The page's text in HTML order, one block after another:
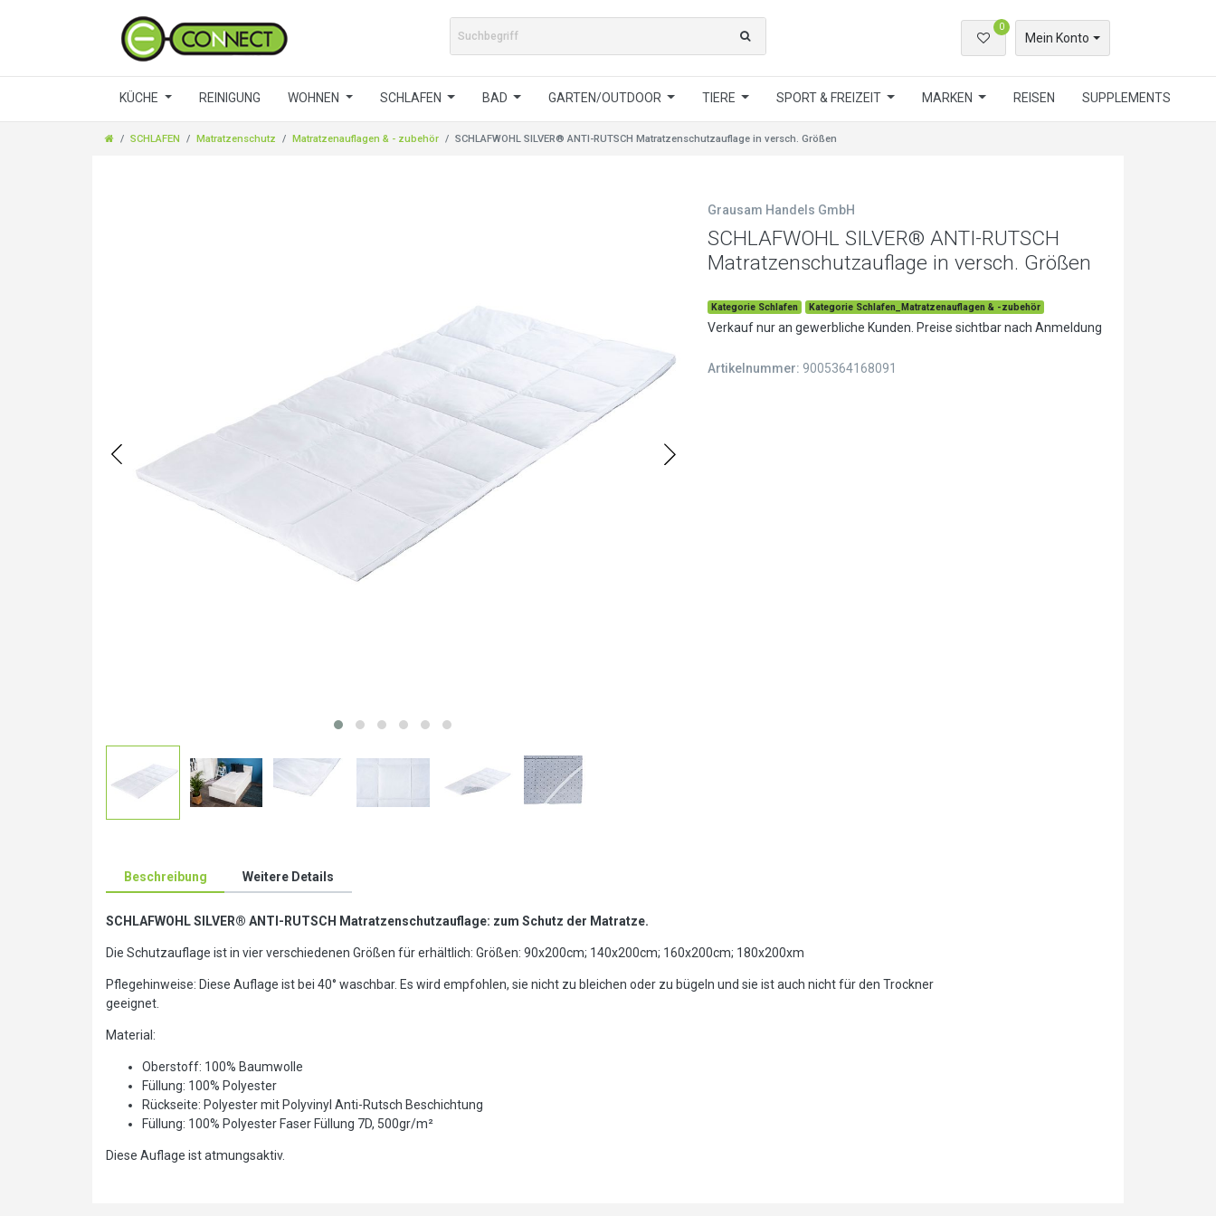
0
Mein Konto
KÜCHE REINIGUNG WOHNEN SCHLAFEN BAD GARTEN/OUTDOOR TIERE SPORT & FREIZEIT MARKEN REISEN SUPPLEMENTS
SCHLAFEN Matratzenschutz Matratzenauflagen & - zubehör SCHLAFWOHL SILVER® ANTI-RUTSCH Matratzenschutzauflage in versch. Größen
Grausam Handels GmbH
SCHLAFWOHL SILVER® ANTI-RUTSCH
Matratzenschutzauflage in versch. Größen
Kategorie Schlafen Kategorie Schlafen_Matratzenauflagen & -zubehör
Verkauf nur an gewerbliche Kunden. Preise sichtbar nach Anmeldung
Artikelnummer: 9005364168091
Beschreibung Weitere Details
SCHLAFWOHL SILVER® ANTI-RUTSCH Matratzenschutzauflage: zum Schutz der Matratze.
Die Schutzauflage ist in vier verschiedenen Größen für erhältlich: Größen: 90x200cm; 140x200cm; 160x200cm; 180x200xm
Pflegehinweise: Diese Auflage ist bei 40° waschbar. Es wird empfohlen, sie nicht zu bleichen oder zu bügeln und sie ist auch nicht für den Trockner
geeignet.
Material:
Oberstoff: 100% Baumwolle
Füllung: 100% Polyester
Rückseite: Polyester mit Polyvinyl Anti-Rutsch Beschichtung
Füllung: 100% Polyester Faser Füllung 7D, 500gr/m²
Diese Auflage ist atmungsaktiv.